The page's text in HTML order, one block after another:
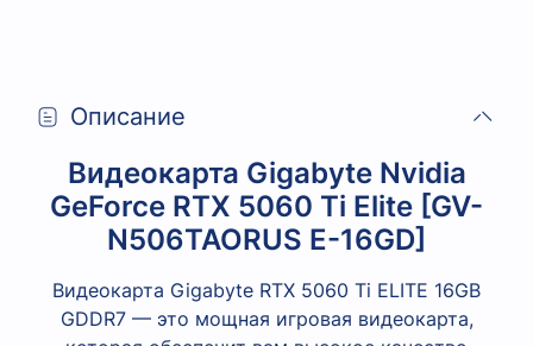
Описание
Видеокарта Gigabyte Nvidia
GeForce RTX 5060 Ti Elite [GV-
N506TAORUS E-16GD]
Видеокарта Gigabyte RTX 5060 Ti ELITE 16GB
GDDR7— это мощная игровая видеокарта,